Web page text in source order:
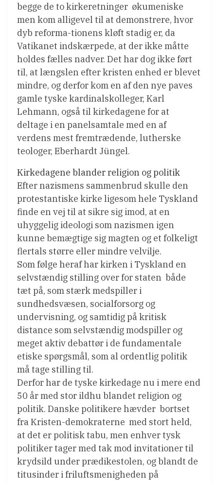
begge de to kirkeretninger  økumeniske 
men kom alligevel til at demonstrere, hvor
dyb reforma-tionens kløft stadig er, da
Vatikanet indskærpede, at der ikke måtte
holdes fælles nadver. Det har dog ikke ført
til, at længslen efter kristen enhed er blevet
mindre, og derfor kom en af den nye paves
gamle tyske kardinalskolleger, Karl
Lehmann, også til kirkedagene for at
deltage i en panelsamtale med en af
verdens mest fremtrædende, lutherske
teologer, Eberhardt Jüngel.
Kirkedagene blander religion og politik
Efter nazismens sammenbrud skulle den
protestantiske kirke ligesom hele Tyskland
finde en vej til at sikre sig imod, at en
uhyggelig ideologi som nazismen igen
kunne bemægtige sig magten og et folkeligt
flertals større eller mindre velvilje.
Som følge heraf har kirken i Tyskland en
selvstændig stilling over for staten  både
tæt på, som stærk medspiller i
sundhedsvæsen, socialforsorg og
undervisning, og samtidig på kritisk
distance som selvstændig modspiller og
meget aktiv debattør i de fundamentale
etiske spørgsmål, som al ordentlig politik
må tage stilling til.
Derfor har de tyske kirkedage nu i mere end
50 år med stor ildhu blandet religion og
politik. Danske politikere hævder  bortset
fra Kristen-demokraterne  med stort held,
at det er politisk tabu, men enhver tysk
politiker tager med tak mod invitationer til
krydsild under prædikestolen, og blandt de
titusinder i friluftsmenigheden på